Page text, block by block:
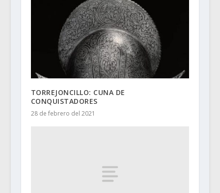
TORREJONCILLO: CUNA DE
CONQUISTADORES
28 de febrero del 2021